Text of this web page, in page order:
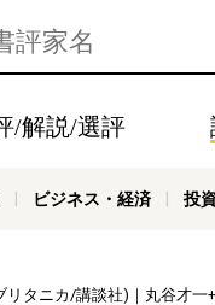
/解説/選評
ビジネス・経済 投
タニカ/講談社)｜丸谷才